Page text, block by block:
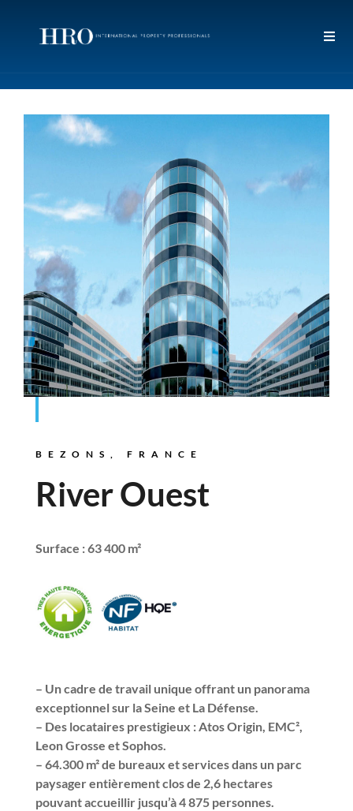
BEZONS, FRANCE
River Ouest
Surface : 63 400 m²
– Un cadre de travail unique offrant un panorama
exceptionnel sur la Seine et La Défense.
– Des locataires prestigieux : Atos Origin, EMC²,
Leon Grosse et Sophos.
– 64.300 m² de bureaux et services dans un parc
paysager entièrement clos de 2,6 hectares
pouvant accueillir jusqu’à 4 875 personnes.